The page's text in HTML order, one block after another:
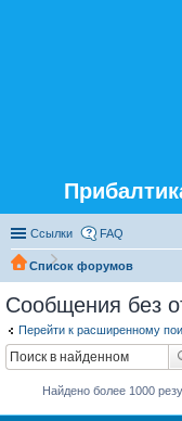
Ссылки FAQ
Список форумов
Сообщения без
Перейти к расширенному
Найдено более 1000